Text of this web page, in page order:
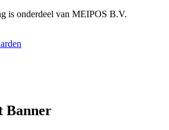
is onderdeel van MEIPOS B.V.
Banner